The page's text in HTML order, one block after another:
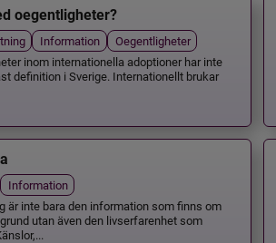
oegentligheter?
Information
Oegentligheter
inom internationella adoptioner har inte
definition i Sverige. Internationellt brukar
Information
är inte bara den information som finns om
utan även den livserfarenhet som